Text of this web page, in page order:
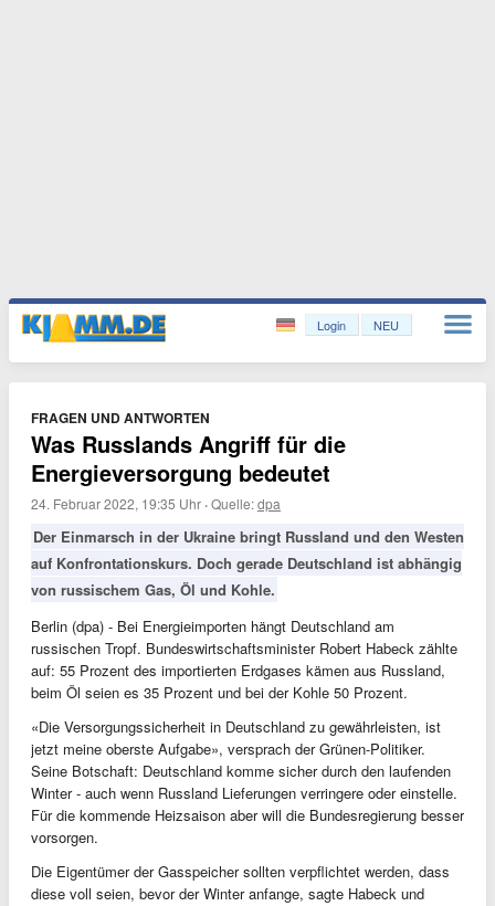
Login NEU
FRAGEN UND ANTWORTEN
Was Russlands Angriff für die
Energieversorgung bedeutet
24. Februar 2022, 19:35 Uhr ·Quelle:dpa
Der Einmarsch in der Ukraine bringt Russland und den Westen
auf Konfrontationskurs. Doch gerade Deutschland ist abhängig
von russischem Gas, Öl und Kohle.
Berlin (dpa) - Bei Energieimporten hängt Deutschland am
russischen Tropf. Bundeswirtschaftsminister Robert Habeck zählte
auf: 55 Prozent des importierten Erdgases kämen aus Russland,
beim Öl seien es 35 Prozent und bei der Kohle 50 Prozent.
«Die Versorgungssicherheit in Deutschland zu gewährleisten, ist
jetzt meine oberste Aufgabe», versprach der Grünen-Politiker.
Seine Botschaft: Deutschland komme sicher durch den laufenden
Winter - auch wenn Russland Lieferungen verringere oder einstelle.
Für die kommende Heizsaison aber will die Bundesregierung besser
vorsorgen.
Die Eigentümer der Gasspeicher sollten verpflichtet werden, dass
diese voll seien, bevor der Winter anfange, sagte Habeck und